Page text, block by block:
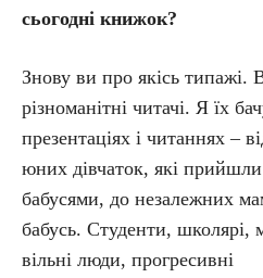
сьогодні книжок?
Знову ви про якісь типажі.
різноманітні читачі. Я їх
презентаціях і читаннях –
юних дівчаток, які
бабусями, до незалежних
бабусь. Студенти, школярі,
вільні люди, прогресивні